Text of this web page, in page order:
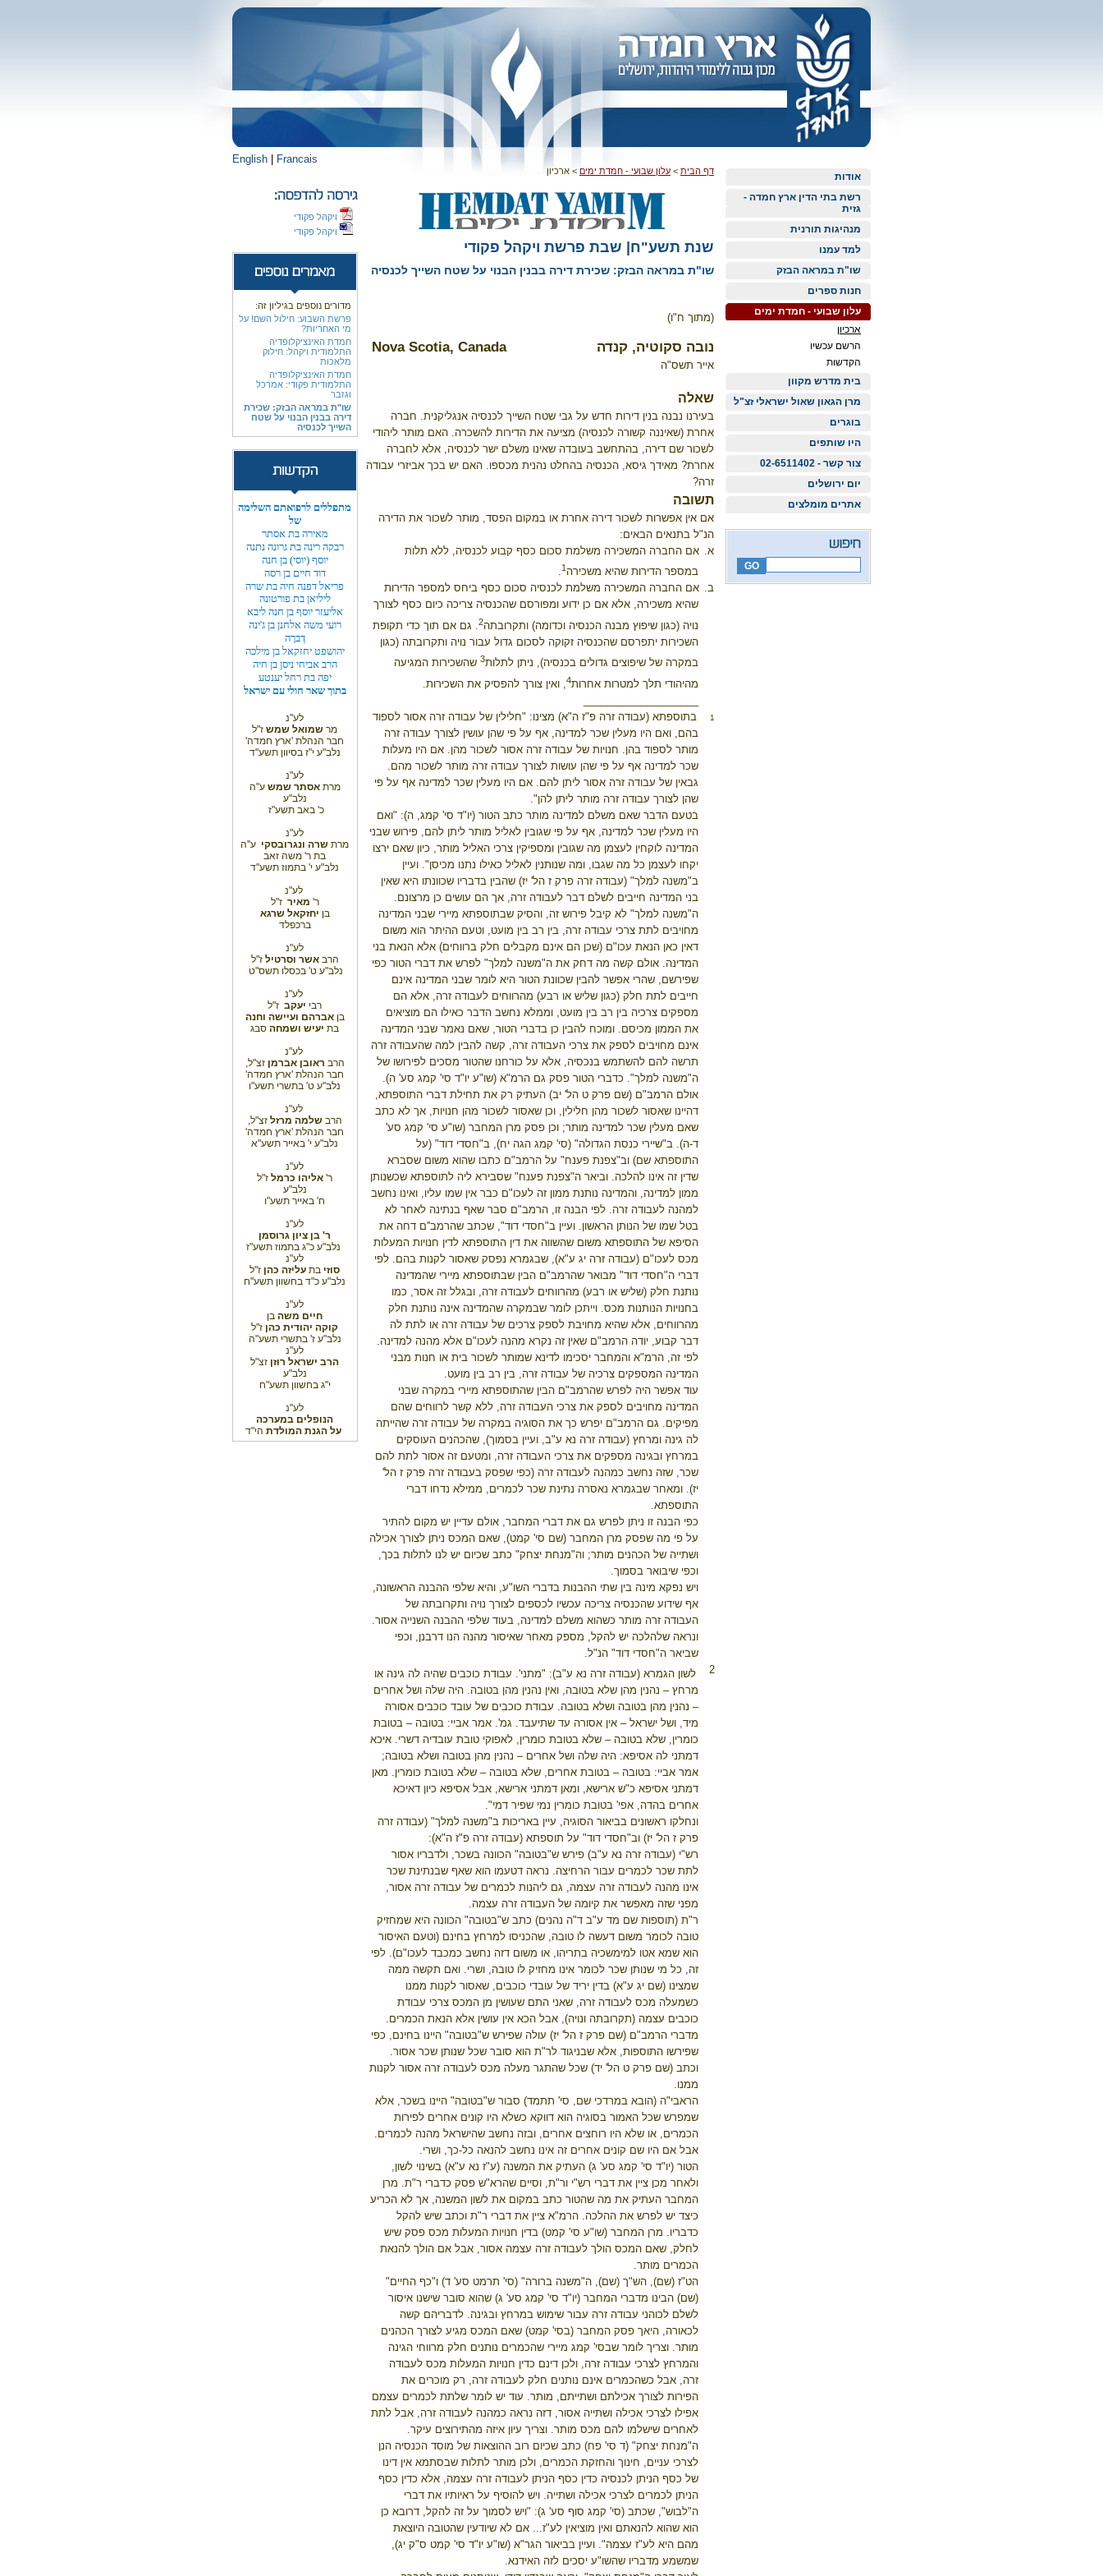
English Francais
אודות
רשת בתי הדין ארץ חמדה -
גזית
מנהיגות תורנית
למד עמנו
שו"ת במראה הבזק
חנות ספרים
עלון שבועי - חמדת ימים
ארכיון
הרשם עכשיו
הקדשות
בית מדרש מקוון
מרן הגאון שאול ישראלי זצ"ל
בוגרים
היו שותפים
צור קשר - 02-6511402
יום ירושלים
אתרים מומלצים
דף הבית > עלון שבועי - חמדת ימים > ארכיון
שנת תשע"ח| שבת פרשת ויקהל פקודי
שו"ת במראה הבזק: שכירת דירה בבנין הבנוי על שטח השייך לכנסיה
(מתוך ח"ו)
נובה סקוטיה, קנדהNova Scotia, Canada
אייר תשס"ה
שאלה
בעירנו נבנה בנין דירות חדש על גבי שטח השייך לכנסיה אנגליקנית. חברה
אחרת (שאיננה קשורה לכנסיה) מציעה את הדירות להשכרה. האם מותר ליהודי
לשכור שם דירה, בהתחשב בעובדה שאינו משלם ישר לכנסיה, אלא לחברה
אחרת? מאידך גיסא, הכנסיה בהחלט נהנית מכספו. האם יש בכך אביזרי עבודה
זרה?
תשובה
אם אין אפשרות לשכור דירה אחרת או במקום הפסד, מותר לשכור את הדירה
הנ"ל בתנאים הבאים:
א. אם החברה המשכירה משלמת סכום כסף קבוע לכנסיה, ללא תלות
במספר הדירות שהיא משכירה 1
.
ב. אם החברה המשכירה משלמת לכנסיה סכום כסף ביחס למספר הדירות
שהיא משכירה, אלא אם כן ידוע ומפורסם שהכנסיה צריכה כיום כסף לצורך
נויה (כגון שיפוץ מבנה הכנסיה וכדומה) ותקרובתה2. גם אם תוך כדי תקופת
השכירות יתפרסם שהכנסיה זקוקה לסכום גדול עבור נויה ותקרובתה (כגון
במקרה של שיפוצים גדולים בכנסיה), ניתן לתלות3שהשכירות המגיעה
מהיהודי תלך למטרות אחרות4, ואין צורך להפסיק את השכירות.
1
בתוספתא (עבודה זרה פ"ז ה"א) מצינו: "חלילין של עבודה זרה אסור לספוד
בהם, ואם היו מעלין שכר למדינה, אף על פי שהן עושין לצורך עבודה זרה
מותר לספוד בהן. חנויות של עבודה זרה אסור לשכור מהן. אם היו מעלות
שכר למדינה אף על פי שהן עושות לצורך עבודה זרה מותר לשכור מהם.
גבאין של עבודה זרה אסור ליתן להם. אם היו מעלין שכר למדינה אף על פי
שהן לצורך עבודה זרה מותר ליתן להן".
בטעם הדבר שאם משלם למדינה מותר כתב הטור (יו"ד סי' קמג, ה): "ואם
היו מעלין שכר למדינה, אף על פי שגובין לאליל מותר ליתן להם, פירוש שבני
המדינה לוקחין לעצמן מה שגובין ומספיקין צרכי האליל מותר, כיון שאם ירצו
יקחו לעצמן כל מה שגבו, ומה שנותנין לאליל כאילו נתנו מכיסן". ועיין
ב"משנה למלך" (עבודה זרה פרק ז הל' יז) שהבין בדבריו שכוונתו היא שאין
בני המדינה חייבים לשלם דבר לעבודה זרה, אך הם עושים כן מרצונם.
ה"משנה למלך" לא קיבל פירוש זה, והסיק שבתוספתא מיירי שבני המדינה
מחויבים לתת צרכי עבודה זרה, בין רב בין מועט, וטעם ההיתר הוא משום
דאין כאן הנאת עכו"ם (שכן הם אינם מקבלים חלק ברווחים) אלא הנאת בני
המדינה. אולם קשה מה דחק את ה"משנה למלך" לפרש את דברי הטור כפי
שפירשם, שהרי אפשר להבין שכוונת הטור היא לומר שבני המדינה אינם
חייבים לתת חלק (כגון שליש או רבע) מהרווחים לעבודה זרה, אלא הם
מספקים צרכיה בין רב בין מועט, וממלא נחשב הדבר כאילו הם מוציאים
את הממון מכיסם. ומוכח להבין כן בדברי הטור, שאם נאמר שבני המדינה
אינם מחויבים לספק את צרכי העבודה זרה, קשה להבין למה שהעבודה זרה
תרשה להם להשתמש בנכסיה, אלא על כורחנו שהטור מסכים לפירושו של
ה"משנה למלך". כדברי הטור פסק גם הרמ"א (שו"ע יו"ד סי' קמג סע' ה).
אולם הרמב"ם (שם פרק ט הל' יב) העתיק רק את תחילת דברי התוספתא,
דהיינו שאסור לשכור מהן חלילין, וכן שאסור לשכור מהן חנויות, אך לא כתב
שאם מעלין שכר למדינה מותר; וכן פסק מרן המחבר (שו"ע סי' קמג סע'
ד-ה). ב"שיירי כנסת הגדולה" (סי' קמג הגה יח), ב"חסדי דוד" (על
התוספתא שם) וב"צפנת פענח" על הרמב"ם כתבו שהוא משום שסברא
שדין זה אינו להלכה. וביאר ה"צפנת פענח" שסבירא ליה לתוספתא שכשנותן
ממון למדינה, והמדינה נותנת ממון זה לעכו"ם כבר אין שמו עליו, ואינו נחשב
למהנה לעבודה זרה. לפי הבנה זו, הרמב"ם סבר שאף בנתינה לאחר לא
בטל שמו של הנותן הראשון. ועיין ב"חסדי דוד", שכתב שהרמב''ם דחה את
הסיפא של התוספתא משום שהשווה את דין התוספתא לדין חנויות המעלות
מכס לעכו"ם (עבודה זרה יג ע"א), שבגמרא נפסק שאסור לקנות בהם. לפי
דברי ה"חסדי דוד" מבואר שהרמב"ם הבין שבתוספתא מיירי שהמדינה
נותנת חלק (שליש או רבע) מהרווחים לעבודה זרה, ובגלל זה אסר, כמו
בחנויות הנותנות מכס. וייתכן לומר שבמקרה שהמדינה אינה נותנת חלק
מהרווחים, אלא שהיא מחויבת לספק צרכים של עבודה זרה או לתת לה
דבר קבוע, יודה הרמב"ם שאין זה נקרא מהנה לעכו"ם אלא מהנה למדינה.
לפי זה, הרמ"א והמחבר יסכימו לדינא שמותר לשכור בית או חנות מבני
המדינה המספקים צרכיה של עבודה זרה, בין רב בין מועט.
עוד אפשר היה לפרש שהרמב"ם הבין שהתוספתא מיירי במקרה שבני
המדינה מחויבים לספק את צרכי העבודה זרה, ללא קשר לרווחים שהם
מפיקים. גם הרמב"ם יפרש כך את הסוגיה במקרה של עבודה זרה שהייתה
לה גינה ומרחץ (עבודה זרה נא ע"ב, ועיין בסמוך), שהכהנים העוסקים
במרחץ ובגינה מספקים את צרכי העבודה זרה, ומטעם זה אסור לתת להם
שכר, שזה נחשב כמהנה לעבודה זרה (כפי שפסק בעבודה זרה פרק ז הל'
יז). ומאחר שבגמרא נאסרה נתינת שכר לכמרים, ממילא נדחו דברי
התוספתא.
כפי הבנה זו ניתן לפרש גם את דברי המחבר, אולם עדיין יש מקום להתיר
על פי מה שפסק מרן המחבר (שם סי' קמט), שאם המכס ניתן לצורך אכילה
ושתייה של הכהנים מותר; וה"מנחת יצחק" כתב שכיום יש לנו לתלות בכך,
וכפי שיבואר בסמוך.
ויש נפקא מינה בין שתי ההבנות בדברי השו"ע, והיא שלפי ההבנה הראשונה,
אף שידוע שהכנסיה צריכה עכשיו לכספים לצורך נויה ותקרובתה של
העבודה זרה מותר כשהוא משלם למדינה, בעוד שלפי ההבנה השנייה אסור.
ונראה שלהלכה יש להקל, מספק מאחר שאיסור מהנה הנו דרבנן, וכפי
שביאר ה"חסדי דוד" הנ"ל.
2 לשון הגמרא (עבודה זרה נא ע"ב): "מתני'. עבודת כוכבים שהיה לה גינה או
מרחץ – נהנין מהן שלא בטובה, ואין נהנין מהן בטובה. היה שלה ושל אחרים
– נהנין מהן בטובה ושלא בטובה. עבודת כוכבים של עובד כוכבים אסורה
מיד, ושל ישראל – אין אסורה עד שתיעבד. גמ'. אמר אביי: בטובה – בטובת
כומרין, שלא בטובה – שלא בטובת כומרין, לאפוקי טובת עובדיה דשרי. איכא
דמתני לה אסיפא: היה שלה ושל אחרים – נהנין מהן בטובה ושלא בטובה;
אמר אביי: בטובה – בטובת אחרים, שלא בטובה – שלא בטובת כומרין. מאן
דמתני אסיפא כ"ש ארישא, ומאן דמתני ארישא, אבל אסיפא כיון דאיכא
אחרים בהדה, אפי' בטובת כומרין נמי שפיר דמי".
ונחלקו ראשונים בביאור הסוגיה, עיין באריכות ב"משנה למלך" (עבודה זרה
פרק ז הל' יז) וב"חסדי דוד" על תוספתא (עבודה זרה פ"ז ה"א):
רש"י (עבודה זרה נא ע"ב) פירש ש"בטובה" הכוונה בשכר, ולדבריו אסור
לתת שכר לכמרים עבור הרחיצה. נראה דטעמו הוא שאף שבנתינת שכר
אינו מהנה לעבודה זרה עצמה, גם ליהנות לכמרים של עבודה זרה אסור,
מפני שזה מאפשר את קיומה של העבודה זרה עצמה.
ר"ת (תוספות שם מד ע"ב ד"ה נהנים) כתב ש"בטובה" הכוונה היא שמחזיק
טובה לכומר משום דעשה לו טובה, שהכניסו למרחץ בחינם (וטעם האיסור
הוא שמא אטו למימשכיה בתריהו, או משום דזה נחשב כמכבד לעכו"ם). לפי
זה, כל מי שנותן שכר לכומר אינו מחזיק לו טובה, ושרי. ואם תקשה ממה
שמצינו (שם יג ע"א) בדין יריד של עובדי כוכבים, שאסור לקנות ממנו
כשמעלה מכס לעבודה זרה, שאני התם שעושין מן המכס צרכי עבודת
כוכבים עצמה (תקרובתה ונויה), אבל הכא אין עושין אלא הנאת הכמרים.
מדברי הרמב"ם (שם פרק ז הל' יז) עולה שפירש ש"בטובה" היינו בחינם, כפי
שפירשו התוספות, אלא שבניגוד לר"ת הוא סובר שכל שנותן שכר אסור.
וכתב (שם פרק ט הל' יד) שכל שהתגר מעלה מכס לעבודה זרה אסור לקנות
ממנו.
הראבי"ה (הובא במרדכי שם, סי' תתמד) סבור ש"בטובה" היינו בשכר, אלא
שמפרש שכל האמור בסוגיה הוא דווקא כשלא היו קונים אחרים לפירות
הכמרים, או שלא היו רוחצים אחרים, ובזה נחשב שהישראל מהנה לכמרים.
אבל אם היו שם קונים אחרים זה אינו נחשב להנאה כל-כך, ושרי.
הטור (יו"ד סי' קמג סע' ג) העתיק את המשנה (ע"ז נא ע"א) בשינוי לשון,
ולאחר מכן ציין את דברי רש"י ור"ת, וסיים שהרא"ש פסק כדברי ר"ת. מרן
המחבר העתיק את מה שהטור כתב במקום את לשון המשנה, אך לא הכריע
כיצד יש לפרש את ההלכה. הרמ"א ציין את דברי ר"ת וכתב שיש להקל
כדבריו. מרן המחבר (שו"ע סי' קמט) בדין חנויות המעלות מכס פסק שיש
לחלק, שאם המכס הולך לעבודה זרה עצמה אסור, אבל אם הולך להנאת
הכמרים מותר.
הט"ז (שם), הש"ך (שם), ה"משנה ברורה" (סי' תרמט סע' ד) ו"כף החיים"
(שם) הבינו מדברי המחבר (יו"ד סי' קמג סע' ג) שהוא סובר שישנו איסור
לשלם לכוהני עבודה זרה עבור שימוש במרחץ ובגינה. לדבריהם קשה
לכאורה, היאך פסק המחבר (בסי' קמט) שאם המכס מגיע לצורך הכהנים
מותר. וצריך לומר שבסי' קמג מיירי שהכמרים נותנים חלק מרווחי הגינה
והמרחץ לצרכי עבודה זרה, ולכן דינם כדין חנויות המעלות מכס לעבודה
זרה, אבל כשהכמרים אינם נותנים חלק לעבודה זרה, רק מוכרים את
הפירות לצורך אכילתם ושתייתם, מותר. עוד יש לומר שלתת לכמרים עצמם
אפילו לצרכי אכילה ושתייה אסור, דזה נראה כמהנה לעבודה זרה, אבל לתת
לאחרים שישלמו להם מכס מותר. וצריך עיון איזה מהתירוצים עיקר.
ה"מנחת יצחק" (ד סי' פח) כתב שכיום רוב ההוצאות של מוסד הכנסיה הנן
לצרכי עניים, חינוך והחזקת הכמרים, ולכן מותר לתלות שבסתמא אין דינו
של כסף הניתן לכנסיה כדין כסף הניתן לעבודה זרה עצמה, אלא כדין כסף
הניתן לכמרים לצרכי אכילה ושתייה. ויש להוסיף על ראיותיו את דברי
ה"לבוש", שכתב (סי' קמג סוף סע' ג): "ויש לסמוך על זה להקל, דרובא כן
הוא שהוא להנאתם ואין מוציאין לע"ז... אם לא שיודעין שהטובה היוצאת
מהם היא לע"ז עצמה". ועיין בביאור הגר"א (שו"ע יו"ד סי' קמט ס"ק יג),
שמשמע מדבריו שהשו"ע יסכים לזה האידנא.
ויקהל פקודי
ויקהל פקודי
מדורים נוספים בגיליון זה:
פרשת השבוע: חילול השם! על
מי האחריות?
חמדת האינציקלופדיה
התלמודית ויקהל: חילוק
מלאכות
חמדת האינציקלופדיה
התלמודית פקודי: אמרכל
וגזבר
שו"ת במראה הבזק: שכירת
דירה בבנין הבנוי על שטח
השייך לכנסיה
מתפללים לרפואתם השלימה
של
מאירה בת אסתר
רבקה רינה בת גרונה נתנה
יוסף (יוסי) בן חנה
דוד חיים בן רסה
פריאל דפנה חיה בת שרה
ליליאן בת פורטונה
אליעזר יוסף בן חנה ליבא
רועי משה אלחנן בן ג'ינה
דֶברָה
יהושפט יחזקאל בן מילכה
הרב אביחי ניסן בן חיה
יפה בת רחל יענטע
בתוך שאר חולי עם ישראל
לע"נ
מר שמואל שמש ז"ל
חבר הנהלת 'ארץ חמדה'
נלב"ע י"ז בסיוון תשע"ד
לע"נ
מרתאסתר שמש ע"ה
נלב"ע
כ' באב תשע"ז
לע"נ
מרת שרה ונגרובסקי ע''ה
בת ר' משה זאב
נלב"ע י' בתמוז תשע"ד
לע"נ
ר' מאיר ז"ל
בן יחזקאל שרגא
ברכפלד
לע"נ
הרבאשר וסרטיל ז"ל
נלב"ע ט' בכסלו תשס"ט
לע"נ
רבי יעקב ז"ל
בןאברהם ועיישה וחנה
בת יעיש ושמחה סבג
לע"נ
הרב ראובן אברמן זצ"ל,
חבר הנהלת 'ארץ חמדה'
נלב"ע ט' בתשרי תשע"ו
לע"נ
הרב שלמה מרזל זצ"ל,
חבר הנהלת 'ארץ חמדה'
נלב"ע י' באייר תשע"א
לע"נ
ר' אליהו כרמל ז"ל
נלב"ע
ח' באייר תשע"ו
לע"נ
ר' בן ציון גרוסמן
נלב"ע כ"ג בתמוז תשע"ז
לע"נ
סוזי בת עליזה כהן ז"ל
נלב"ע כ"ד בחשוון תשע"ח
לע"נ
חיים משה בן
קוקה יהודית כהן ז"ל
נלב"ע ז' בתשרי תשע"ה
לע"נ
הרב ישראל רוזן זצ"ל
נלב"ע
י"ג בחשוון תשע"ח
לע"נ
הנופלים במערכה
על הגנת המולדת הי"ד